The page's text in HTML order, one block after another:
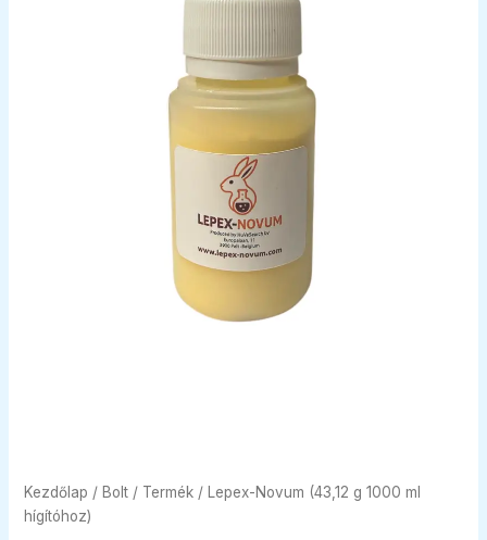
Kezdőlap / Bolt / Termék / Lepex-Novum (43,12 g 1000 ml
hígítóhoz)